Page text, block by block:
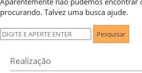
procurando. Talvez uma busca ajude.
Pesquisar
por:
Realização